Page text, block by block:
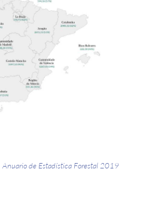
Anuario de Estadística Forestal 2019